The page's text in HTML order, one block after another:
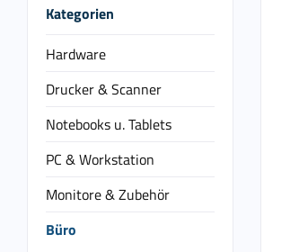
Kategorien
Hardware
Drucker & Scanner
Notebooks u. Tablets
PC & Workstation
Monitore & Zubehör
Büro